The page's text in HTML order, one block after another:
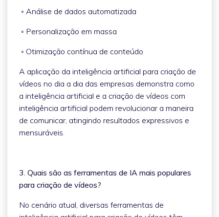
◦ Análise de dados automatizada
◦ Personalização em massa
◦ Otimização contínua de conteúdo
A aplicação da inteligência artificial para criação de
vídeos no dia a dia das empresas demonstra como
a inteligência artificial e a criação de vídeos com
inteligência artificial podem revolucionar a maneira
de comunicar, atingindo resultados expressivos e
mensuráveis.
3. Quais são as ferramentas de IA mais populares
para criação de vídeos?
No cenário atual, diversas ferramentas de